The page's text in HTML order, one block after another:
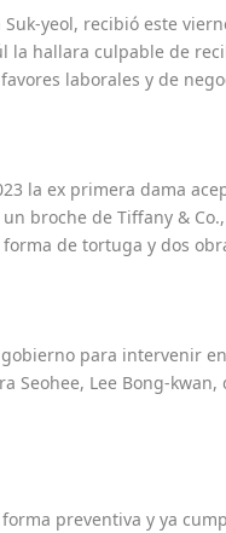
yeol, recibió este
la hallara culpable de
laborales y de
la ex primera dama
broche de Tiffany &
de tortuga y dos
para intervenir
Seohee, Lee Bong-
preventiva y ya